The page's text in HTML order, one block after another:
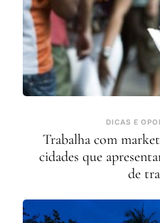
DICAS E
Trabalha com
cidades que
de